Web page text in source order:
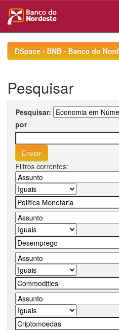
navigationDSpace - BNB - Banco do
Pesquisar
Pesquisar:
por
Filtros correntes: